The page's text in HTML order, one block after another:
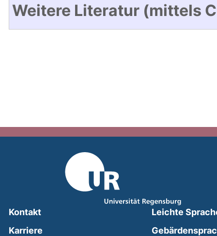
Weitere Literatur (mittels
Kontakt
Karriere
Leichte